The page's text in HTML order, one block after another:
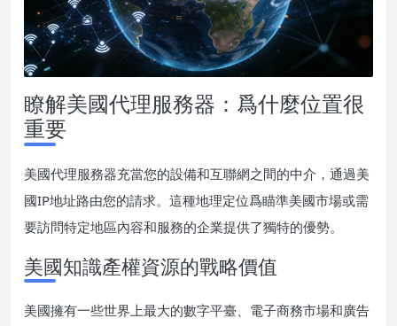
瞭解美國代理服務器：爲什麼位置很
重要
美國代理服務器充當您的設備和互聯網之間的中介，通過美
國IP地址路由您的請求。這種地理定位爲瞄準美國市場或需
要訪問特定地區內容和服務的企業提供了獨特的優勢。
美國知識產權資源的戰略價值
美國擁有一些世界上最大的數字平臺、電子商務市場和廣告